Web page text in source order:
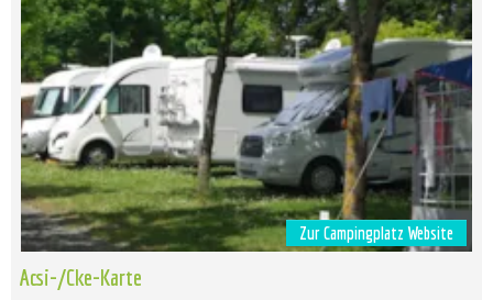
Zur Campingplatz Website
Acsi-/Cke-Karte